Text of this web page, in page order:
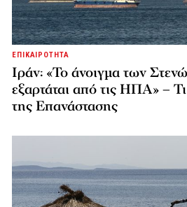
ΕΠΙΚΑΙΡΟΤΗΤΑ
Ιράν: «Το άνοιγμα των
εξαρτάται από τις ΗΠΑ» –
της Επανάστασης